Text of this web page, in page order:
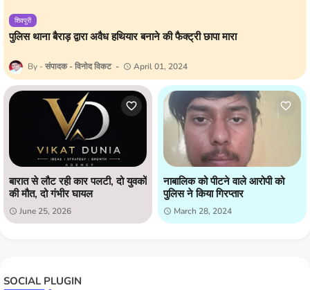
शिवपुरी
पुलिस थाना बैराड़ द्वारा अवैध हथियार बनाने की फैक्ट्री छापा मारा
संपादक - विनोद विकट April 01, 2024
बारात से लौट रही कार पलटी, दो युवकों
की मौत, दो गंभीर घायल
June 25, 2026
नाबालिक को पीटने वाले आरोपी को
पुलिस ने किया गिरप्तार
March 28, 2024
SOCIAL PLUGIN